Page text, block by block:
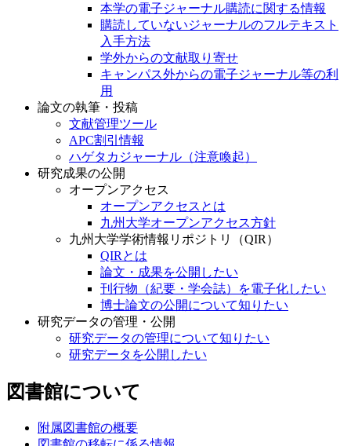
本学の電子ジャーナル購読に関する情報
購読していないジャーナルのフルテキスト
入手方法
学外からの文献取り寄せ
キャンパス外からの電子ジャーナル等の利
用
論文の執筆・投稿
文献管理ツール
APC割引情報
ハゲタカジャーナル（注意喚起）
研究成果の公開
オープンアクセス
オープンアクセスとは
九州大学オープンアクセス方針
九州大学学術情報リポジトリ（QIR）
QIRとは
論文・成果を公開したい
刊行物（紀要・学会誌）を電子化したい
博士論文の公開について知りたい
研究データの管理・公開
研究データの管理について知りたい
研究データを公開したい
図書館について
附属図書館の概要